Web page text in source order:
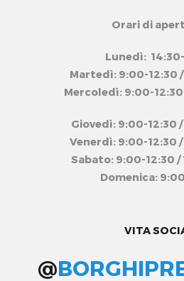
Orari di
Lunedì:
Martedì: 9:00-12:30
Mercoledì: 9:00-12:30
Giovedì: 9:00-12:30
Venerdì: 9:00-12:30
Sabato: 9:00-12:30 /
Domenica:
VITA
@